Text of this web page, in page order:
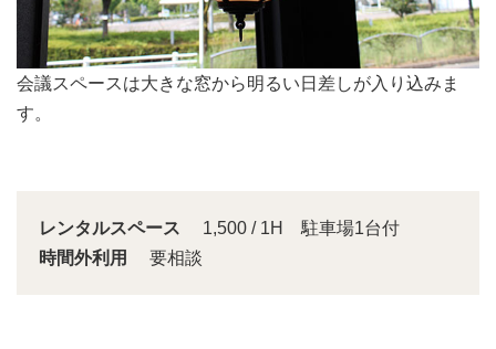
最大5名様程のスペースで、会議をご利用いただけます。
その他、小規模なセミナー会場としても最適な空間です。
レンタルスペース
1,500 / 1H 駐車場1台付
時間外利用
要相談